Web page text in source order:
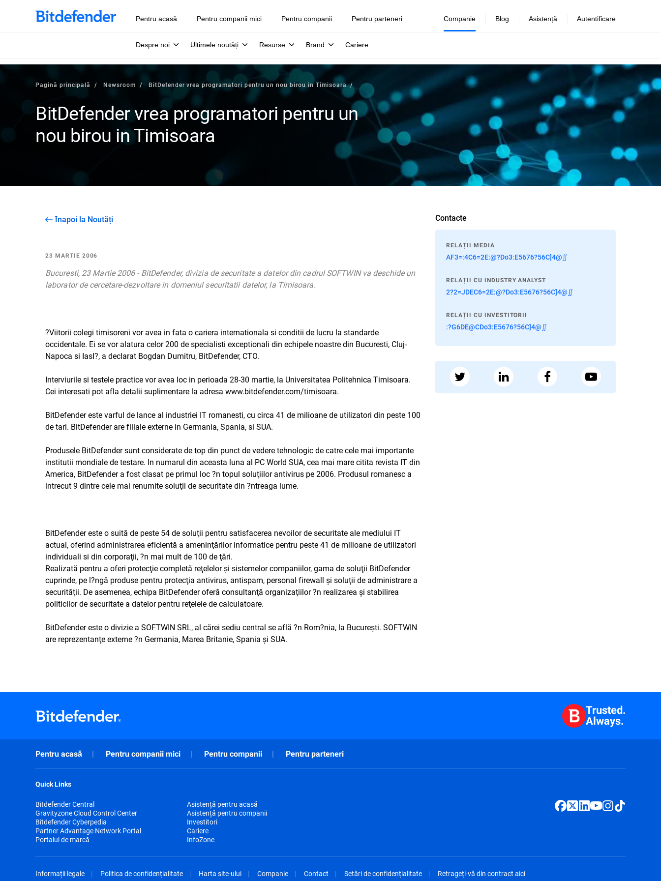
Pentru acasă Pentru companii mici Pentru companii Pentru parteneri Companie
Despre noi Ultimele noutăți Resurse Brand Cariere
Blog Asistență Autentificare
Pagină principală Newsroom BitDefender vrea programatori pentru un nou birou in Timisoara
BitDefender vrea programatori pentru un
nou birou in Timisoara
Înapoi la Noutăți
23 MARTIE 2006
Bucuresti, 23 Martie 2006 - BitDefender, divizia de securitate a datelor din cadrul SOFTWIN va deschide un
laborator de cercetare-dezvoltare in domeniul securitatii datelor, la Timisoara.
?Viitorii colegi timisoreni vor avea in fata o cariera internationala si conditii de lucru la standarde
occidentale. Ei se vor alatura celor 200 de specialisti exceptionali din echipele noastre din Bucuresti, Cluj-
Napoca si IasI?, a declarat Bogdan Dumitru, BitDefender, CTO.
Interviurile si testele practice vor avea loc in perioada 28-30 martie, la Universitatea Politehnica Timisoara.
Cei interesati pot afla detalii suplimentare la adresa www.bitdefender.com/timisoara.
BitDefender este varful de lance al industriei IT romanesti, cu circa 41 de milioane de utilizatori din peste 100
de tari. BitDefender are filiale externe in Germania, Spania, si SUA.
Produsele BitDefender sunt considerate de top din punct de vedere tehnologic de catre cele mai importante
institutii mondiale de testare. In numarul din aceasta luna al PC World SUA, cea mai mare citita revista IT din
America, BitDefender a fost clasat pe primul loc ?n topul soluţiilor antivirus pe 2006. Produsul romanesc a
intrecut 9 dintre cele mai renumite soluţii de securitate din ?ntreaga lume.
BitDefender este o suită de peste 54 de soluţii pentru satisfacerea nevoilor de securitate ale mediului IT
actual, oferind administrarea eficientă a ameninţărilor informatice pentru peste 41 de milioane de utilizatori
individuali si din corporaţii, ?n mai mult de 100 de ţări.
Realizată pentru a oferi protecţie completă reţelelor şi sistemelor companiilor, gama de soluţii BitDefender
cuprinde, pe l?ngă produse pentru protecţia antivirus, antispam, personal firewall şi soluţii de administrare a
securităţii. De asemenea, echipa BitDefender oferă consultanţă organizaţiilor ?n realizarea şi stabilirea
politicilor de securitate a datelor pentru reţelele de calculatoare.
BitDefender este o divizie a SOFTWIN SRL, al cărei sediu central se află ?n Rom?nia, la Bucureşti. SOFTWIN
are reprezentanţe externe ?n Germania, Marea Britanie, Spania şi SUA.
Contacte
RELAȚII MEDIA
AF3=:4C6=2E:@?Do3:E5676?56C]4@∬
RELAȚII CU INDUSTRY ANALYST
2?2=JDEC6=2E:@?Do3:E5676?56C]4@∬
RELAȚII CU INVESTITORII
:?G6DE@CDo3:E5676?56C]4@∬
Trusted.
Always.
Pentru acasă Pentru companii mici Pentru companii Pentru parteneri
Quick Links
Bitdefender Central
Gravityzone Cloud Control Center
Bitdefender Cyberpedia
Partner Advantage Network Portal
Portalul de marcă
Asistență pentru acasă
Asistență pentru companii
Investitori
Cariere
InfoZone
Informații legale Politica de confidențialitate Harta site-ului Companie Contact Setări de confidențialitate Retrageți-vă din contract aici